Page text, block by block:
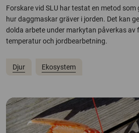
Forskare vid SLU har testat en metod
hur daggmaskar gräver i jorden. Det kan
dolda arbete under markytan påverkas av
temperatur och jordbearbetning.
Djur Ekosystem